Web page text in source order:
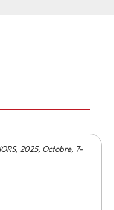
, 2025, Octobre, 7-